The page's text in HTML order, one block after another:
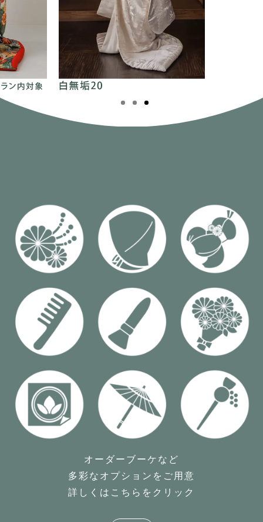
オーダーブーケなど
多彩なオプションをご用意
詳しくはこちらをクリック